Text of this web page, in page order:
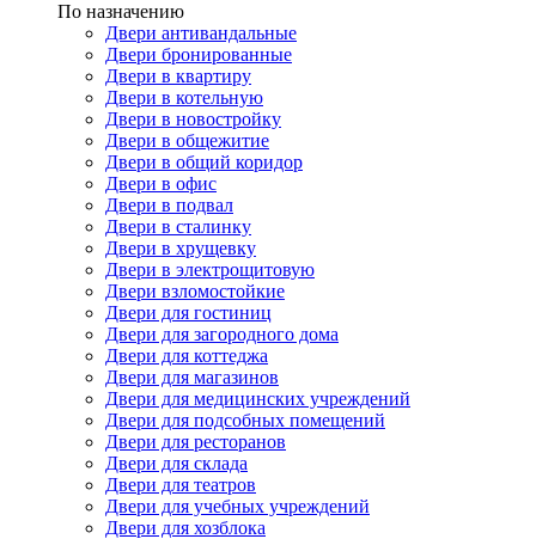
По назначению
Двери антивандальные
Двери бронированные
Двери в квартиру
Двери в котельную
Двери в новостройку
Двери в общежитие
Двери в общий коридор
Двери в офис
Двери в подвал
Двери в сталинку
Двери в хрущевку
Двери в электрощитовую
Двери взломостойкие
Двери для гостиниц
Двери для загородного дома
Двери для коттеджа
Двери для магазинов
Двери для медицинских учреждений
Двери для подсобных помещений
Двери для ресторанов
Двери для склада
Двери для театров
Двери для учебных учреждений
Двери для хозблока